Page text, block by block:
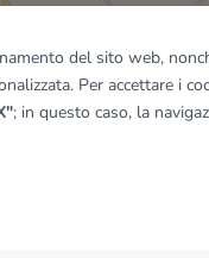
del sito web,
Per accettare i
; in questo caso, la